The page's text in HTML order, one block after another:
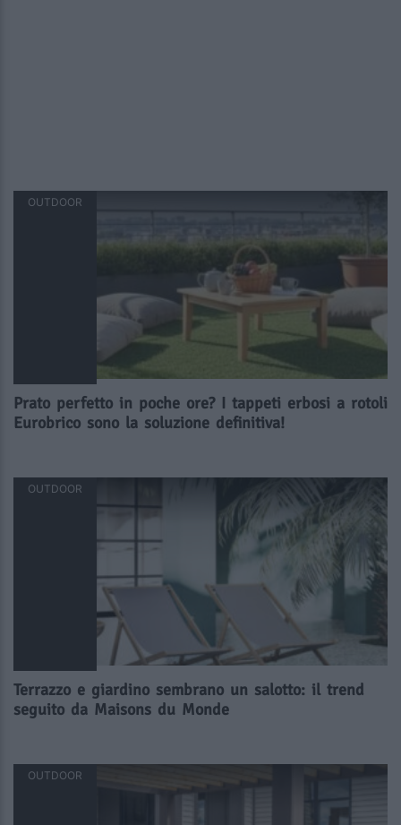
OUTDOOR
Prato perfetto in poche ore? I tappeti erbosi a rotoli
Eurobrico sono la soluzione definitiva!
OUTDOOR
Terrazzo e giardino sembrano un salotto: il trend
seguito da Maisons du Monde
OUTDOOR